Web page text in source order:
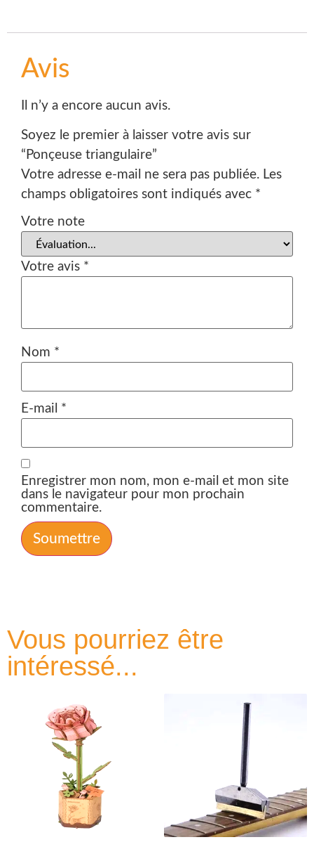
Avis
Il n’y a encore aucun avis.
Soyez le premier à laisser votre avis sur
“Ponçeuse triangulaire”
Votre adresse e-mail ne sera pas publiée. Les
champs obligatoires sont indiqués avec *
Votre note
Votre avis *
Nom *
E-mail *
Enregistrer mon nom, mon e-mail et mon site
dans le navigateur pour mon prochain
commentaire.
Vous pourriez être
intéressé...